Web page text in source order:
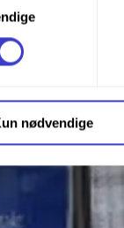
«Godta alle» gir
om hvordan vi
på vår side
nødvendige